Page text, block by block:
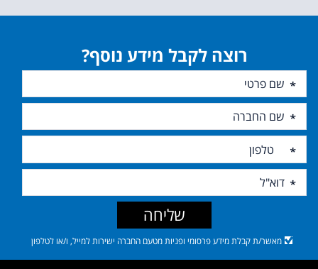
רוצה לקבל מידע נוסף?
מאשר/ת קבלת מידע פרסומי ופניות מטעם החברה ישירות למייל, ו/או לטלפון
שליחה